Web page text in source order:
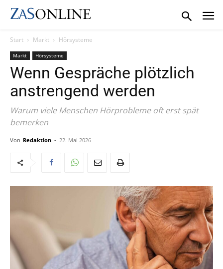
Start Markt Hörsysteme
Markt Hörsysteme
Wenn Gespräche plötzlich
anstrengend werden
Warum viele Menschen Hörprobleme oft erst spät
bemerken
Von Redaktion - 22. Mai 2026